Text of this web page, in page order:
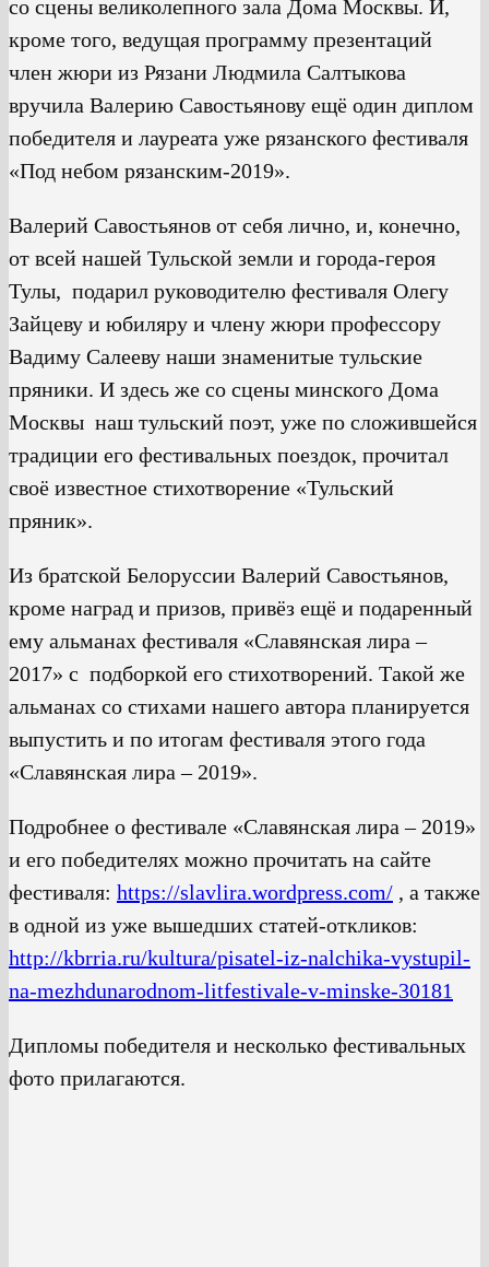
со сцены великолепного зала Дома Москвы. И,
кроме того, ведущая программу презентаций
член жюри из Рязани Людмила Салтыкова
вручила Валерию Савостьянову ещё один диплом
победителя и лауреата уже рязанского фестиваля
«Под небом рязанским-2019».
Валерий Савостьянов от себя лично, и, конечно,
от всей нашей Тульской земли и города-героя
Тулы, подарил руководителю фестиваля Олегу
Зайцеву и юбиляру и члену жюри профессору
Вадиму Салееву наши знаменитые тульские
пряники. И здесь же со сцены минского Дома
Москвы наш тульский поэт, уже по сложившейся
традиции его фестивальных поездок, прочитал
своё известное стихотворение «Тульский
пряник».
Из братской Белоруссии Валерий Савостьянов,
кроме наград и призов, привёз ещё и подаренный
ему альманах фестиваля «Славянская лира –
2017» с подборкой его стихотворений. Такой же
альманах со стихами нашего автора планируется
выпустить и по итогам фестиваля этого года
«Славянская лира – 2019».
Подробнее о фестивале «Славянская лира – 2019»
и его победителях можно прочитать на сайте
фестиваля: https://slavlira.wordpress.com/ , а также
в одной из уже вышедших статей-откликов:
http://kbrria.ru/kultura/pisatel-iz-nalchika-vystupil-
na-mezhdunarodnom-litfestivale-v-minske-30181
Дипломы победителя и несколько фестивальных
фото прилагаются.